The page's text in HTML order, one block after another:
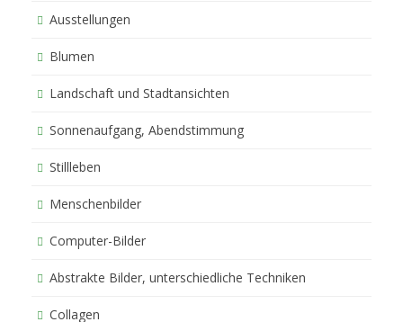
Ausstellungen
Blumen
Landschaft und Stadtansichten
Sonnenaufgang, Abendstimmung
Stillleben
Menschenbilder
Computer-Bilder
Abstrakte Bilder, unterschiedliche Techniken
Collagen